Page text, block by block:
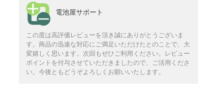
電池屋サポート
この度は高評価レビューを頂き誠にありがとうございま
す。商品の迅速な対応にご満足いただけたとのことで、大
変嬉しく思います。次回もぜひご利用ください。レビュー
ポイントを付与させていただきましたので、ご活用くださ
い。今後ともどうぞよろしくお願いいたします。